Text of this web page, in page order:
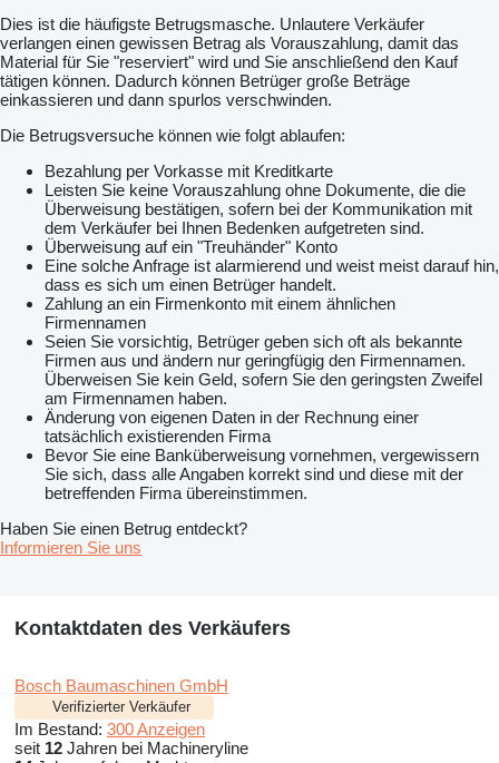
Dies ist die häufigste Betrugsmasche. Unlautere Verkäufer
verlangen einen gewissen Betrag als Vorauszahlung, damit das
Material für Sie "reserviert" wird und Sie anschließend den Kauf
tätigen können. Dadurch können Betrüger große Beträge
einkassieren und dann spurlos verschwinden.
Die Betrugsversuche können wie folgt ablaufen:
Bezahlung per Vorkasse mit Kreditkarte
Leisten Sie keine Vorauszahlung ohne Dokumente, die die
Überweisung bestätigen, sofern bei der Kommunikation mit
dem Verkäufer bei Ihnen Bedenken aufgetreten sind.
Überweisung auf ein "Treuhänder" Konto
Eine solche Anfrage ist alarmierend und weist meist darauf hin,
dass es sich um einen Betrüger handelt.
Zahlung an ein Firmenkonto mit einem ähnlichen
Firmennamen
Seien Sie vorsichtig, Betrüger geben sich oft als bekannte
Firmen aus und ändern nur geringfügig den Firmennamen.
Überweisen Sie kein Geld, sofern Sie den geringsten Zweifel
am Firmennamen haben.
Änderung von eigenen Daten in der Rechnung einer
tatsächlich existierenden Firma
Bevor Sie eine Banküberweisung vornehmen, vergewissern
Sie sich, dass alle Angaben korrekt sind und diese mit der
betreffenden Firma übereinstimmen.
Haben Sie einen Betrug entdeckt?
Informieren Sie uns
Kontaktdaten des Verkäufers
Bosch Baumaschinen GmbH
Verifizierter Verkäufer
Im Bestand: 300 Anzeigen
seit 12 Jahren bei Machineryline